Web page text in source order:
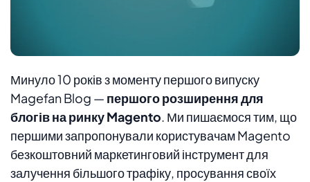
Минуло 10 років з моменту першого випуску
Magefan Blog — першого розширення для
блогів на ринку Magento. Ми пишаємося тим, що
першими запропонували користувачам Magento
безкоштовний маркетинговий інструмент для
залучення більшого трафіку, просування своїх